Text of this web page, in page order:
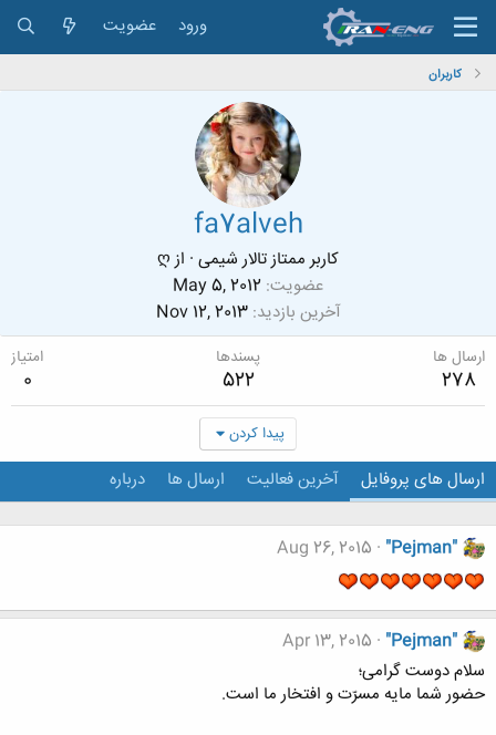
ورود عضویت
کاربران
fa7alveh
کاربر ممتاز تالار شیمی · از ღ
عضویت May 5, 2012
آخرین بازدید Nov 12, 2013
ارسال ها
278
پسندها
522
امتیاز
0
پیدا کردن
ارسال های پروفایل آخرین فعالیت ارسال ها درباره
"Pejman"
Aug 26, 2015
"Pejman"
Apr 13, 2015
سلام دوست گرامی؛
حضور شما مایه مسرّت و افتخار ما است.